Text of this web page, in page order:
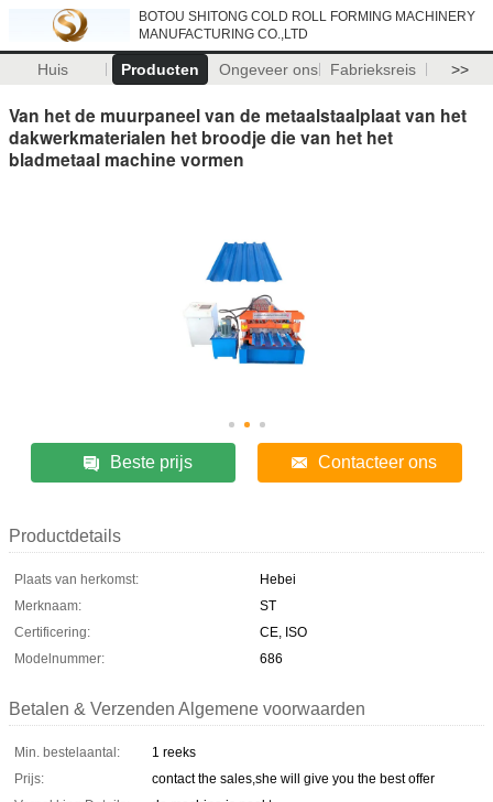
BOTOU SHITONG COLD ROLL FORMING MACHINERY
MANUFACTURING CO.,LTD
Huis Producten Ongeveer ons Fabrieksreis >>
Van het de muurpaneel van de metaalstaalplaat van het
dakwerkmaterialen het broodje die van het het
bladmetaal machine vormen
Beste prijs Contacteer ons
Productdetails
Plaats van herkomst:
Hebei
Merknaam:
ST
Certificering:
CE, ISO
Modelnummer:
686
Betalen & Verzenden Algemene voorwaarden
Min. bestelaantal:
1 reeks
Prijs:
contact the sales,she will give you the best offer